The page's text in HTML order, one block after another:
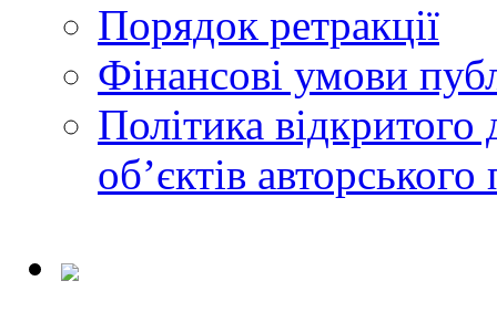
Порядок ретракції
Фінансові умови
Політика
обʼєктів авторського